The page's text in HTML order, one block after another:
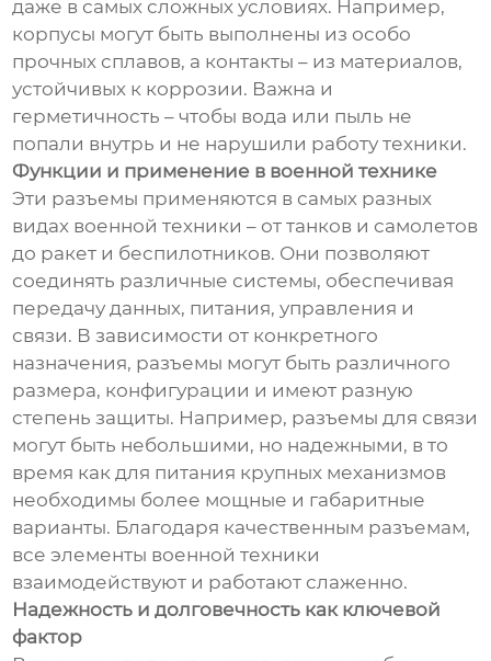
даже в самых сложных условиях. Например,
корпусы могут быть выполнены из особо
прочных сплавов, а контакты – из материалов,
устойчивых к коррозии. Важна и
герметичность – чтобы вода или пыль не
попали внутрь и не нарушили работу техники.
Функции и применение в военной технике
Эти разъемы применяются в самых разных
видах военной техники – от танков и самолетов
до ракет и беспилотников. Они позволяют
соединять различные системы, обеспечивая
передачу данных, питания, управления и
связи. В зависимости от конкретного
назначения, разъемы могут быть различного
размера, конфигурации и имеют разную
степень защиты. Например, разъемы для связи
могут быть небольшими, но надежными, в то
время как для питания крупных механизмов
необходимы более мощные и габаритные
варианты. Благодаря качественным разъемам,
все элементы военной техники
взаимодействуют и работают слаженно.
Надежность и долговечность как ключевой
фактор